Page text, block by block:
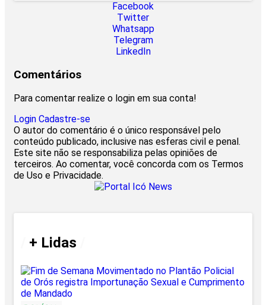
Facebook
Twitter
Whatsapp
Telegram
LinkedIn
Comentários
Para comentar realize o login em sua conta!
Login Cadastre-se
O autor do comentário é o único responsável pelo
conteúdo publicado, inclusive nas esferas civil e penal.
Este site não se responsabiliza pelas opiniões de
terceiros. Ao comentar, você concorda com os Termos
de Uso e Privacidade.
+ Lidas